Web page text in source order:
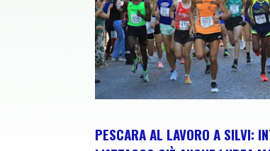
PESCARA AL LAVORO A SILVI: